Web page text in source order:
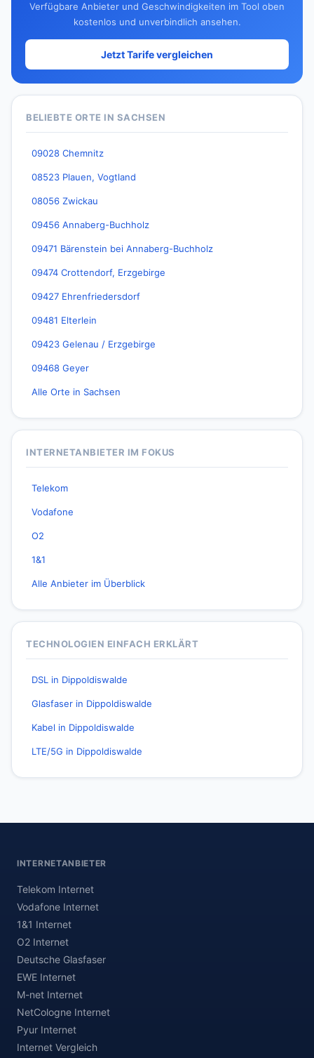
Verfügbare Anbieter und Geschwindigkeiten im Tool oben
kostenlos und unverbindlich ansehen.
Jetzt Tarife vergleichen
BELIEBTE ORTE IN SACHSEN
09028 Chemnitz
08523 Plauen, Vogtland
08056 Zwickau
09456 Annaberg-Buchholz
09471 Bärenstein bei Annaberg-Buchholz
09474 Crottendorf, Erzgebirge
09427 Ehrenfriedersdorf
09481 Elterlein
09423 Gelenau / Erzgebirge
09468 Geyer
Alle Orte in Sachsen
INTERNETANBIETER IM FOKUS
Telekom
Vodafone
O2
1&1
Alle Anbieter im Überblick
TECHNOLOGIEN EINFACH ERKLÄRT
DSL in Dippoldiswalde
Glasfaser in Dippoldiswalde
Kabel in Dippoldiswalde
LTE/5G in Dippoldiswalde
INTERNETANBIETER
Telekom Internet
Vodafone Internet
1&1 Internet
O2 Internet
Deutsche Glasfaser
EWE Internet
M-net Internet
NetCologne Internet
Pyur Internet
Internet Vergleich